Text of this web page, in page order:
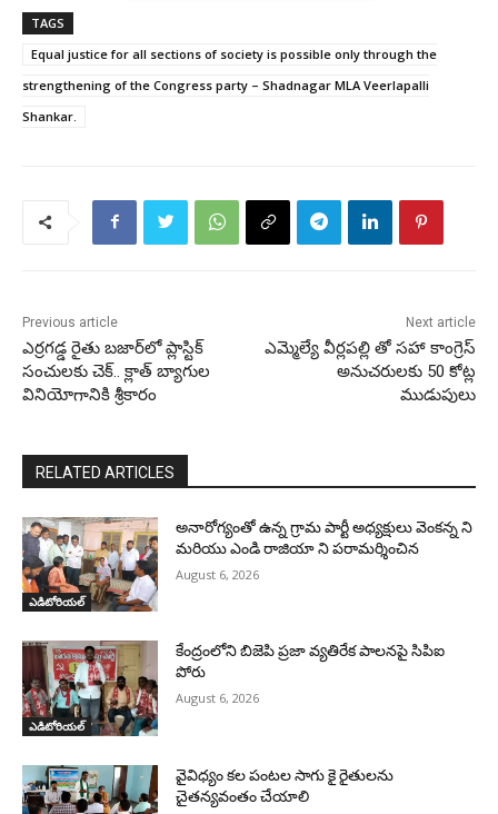
TAGS
Equal justice for all sections of society is possible only through the
strengthening of the Congress party – Shadnagar MLA Veerlapalli
Shankar.
Previous article
ఎర్రగడ్డ రైతు బజార్‌లో ప్లాస్టిక్
సంచులకు చెక్.. క్లాత్ బ్యాగుల
వినియోగానికి శ్రీకారం
Next article
ఎమ్మెల్యే వీర్లపల్లి తో సహా కాంగ్రెస్
అనుచరులకు 50 కోట్ల
ముడుపులు
RELATED ARTICLES
ఎడిటోరియల్
అనారోగ్యంతో ఉన్న గ్రామ పార్టీ అధ్యక్షులు వెంకన్న ని
మరియు ఎండి రాజియా ని పరామర్శించిన
August 6, 2026
ఎడిటోరియల్
కేంద్రంలోని బిజెపి ప్రజా వ్యతిరేక పాలనపై సిపిఐ
పోరు
August 6, 2026
వైవిధ్యం కల పంటల సాగు కై రైతులను
చైతన్యవంతం చేయాలి